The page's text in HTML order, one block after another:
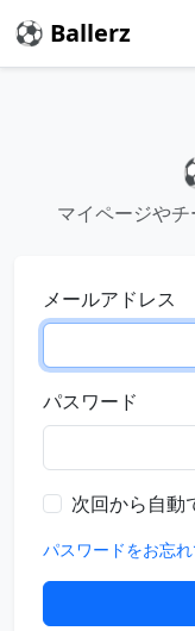
⚽ Ballerz
マイページや
メールアドレス
パスワード
次回から自動
パスワードをお忘